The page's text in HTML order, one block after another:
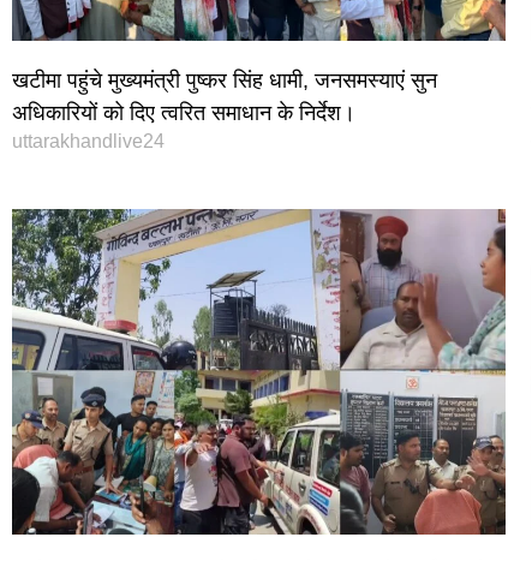
खटीमा पहुंचे मुख्यमंत्री पुष्कर सिंह धामी, जनसमस्याएं सुन
अधिकारियों को दिए त्वरित समाधान के निर्देश।
uttarakhandlive24